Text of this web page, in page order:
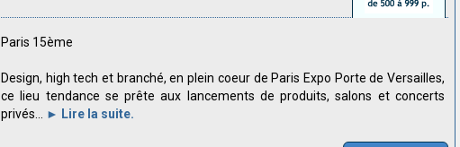
Paris 15ème
Design, high tech et branché, en plein coeur de Paris Expo Porte de Versailles,
ce lieu tendance se prête aux lancements de produits, salons et concerts
privés...
► Lire la suite.